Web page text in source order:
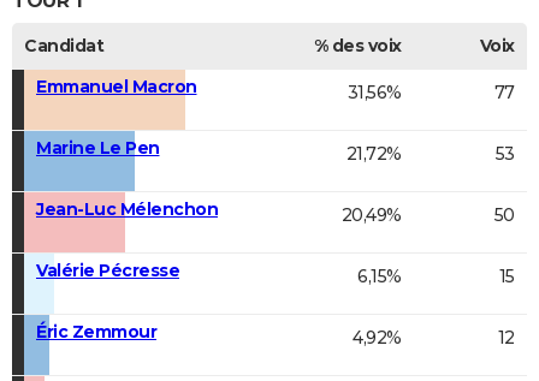
Candidat % des voix
Voix
Emmanuel Macron
31,56% 77
Marine Le Pen 21,72% 53
Jean-Luc Mélenchon 20,49% 50
Valérie Pécresse 6,15% 15
Éric Zemmour 4,92% 12